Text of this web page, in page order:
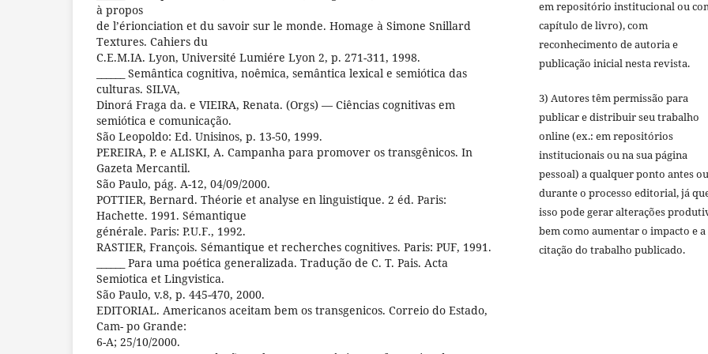
à propos
de l’érionciation et du savoir sur le monde. Homage à Simone Snillard
Textures. Cahiers du
C.E.M.IA. Lyon, Université Lumiére Lyon 2, p. 271-311, 1998.
______ Semântica cognitiva, noêmica, semântica lexical e semiótica das
culturas. SILVA,
Dinorá Fraga da. e VIEIRA, Renata. (Orgs) — Ciências cognitivas em
semiótica e comunicação.
São Leopoldo: Ed. Unisinos, p. 13-50, 1999.
PEREIRA, P. e ALISKI, A. Campanha para promover os transgênicos. In
Gazeta Mercantil.
São Paulo, pág. A-12, 04/09/2000.
POTTIER, Bernard. Théorie et analyse en linguistique. 2 éd. Paris:
Hachette. 1991. Sémantique
générale. Paris: P.U.F., 1992.
RASTIER, François. Sémantique et recherches cognitives. Paris: PUF, 1991.
______ Para uma poética generalizada. Tradução de C. T. Pais. Acta
Semiotica et Lingvistica.
São Paulo, v.8, p. 445-470, 2000.
EDITORIAL. Americanos aceitam bem os transgenicos. Correio do Estado,
Cam- po Grande:
6-A; 25/10/2000.
em repositório institucional ou
capítulo de livro), com
reconhecimento de autoria e
publicação inicial nesta revista.
3) Autores têm permissão para
publicar e distribuir seu trabalho
online (ex.: em repositórios
institucionais ou na sua página
pessoal) a qualquer ponto antes ou
durante o processo editorial, já
isso pode gerar alterações
bem como aumentar o impacto e a
citação do trabalho publicado.